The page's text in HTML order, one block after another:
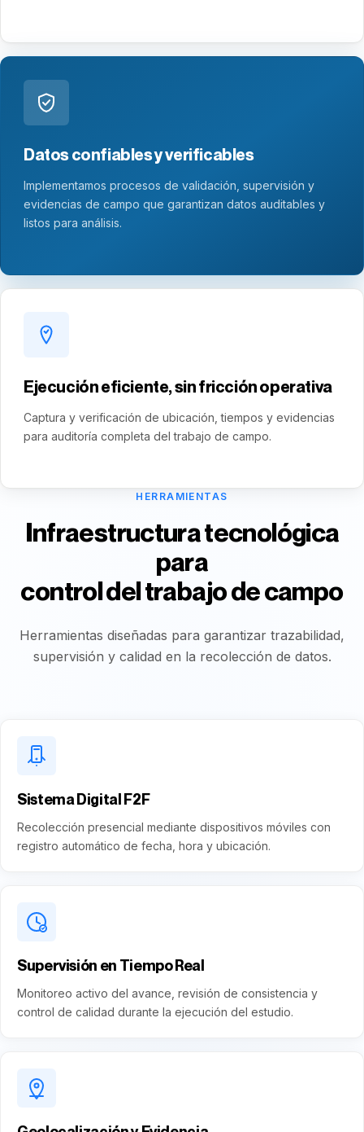
Datos confiables y verificables
Implementamos procesos de validación, supervisión y
evidencias de campo que garantizan datos auditables y
listos para análisis.
Ejecución eficiente, sin fricción operativa
Captura y verificación de ubicación, tiempos y evidencias
para auditoría completa del trabajo de campo.
HERRAMIENTAS
Infraestructura tecnológica
para
control del trabajo de campo
Herramientas diseñadas para garantizar trazabilidad,
supervisión y calidad en la recolección de datos.
Sistema Digital F2F
Recolección presencial mediante dispositivos móviles con
registro automático de fecha, hora y ubicación.
Supervisión en Tiempo Real
Monitoreo activo del avance, revisión de consistencia y
control de calidad durante la ejecución del estudio.